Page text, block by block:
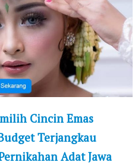
Cincin Emas
Terjangkau
Adat Jawa